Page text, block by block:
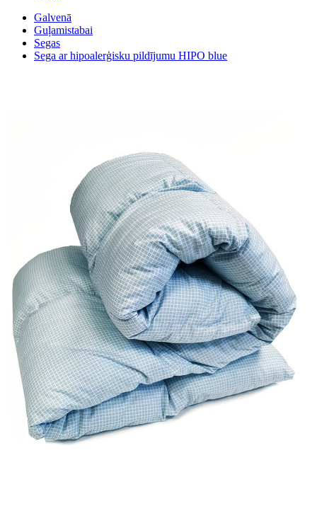
Galvenā
Guļamistabai
Segas
Sega ar hipoalerģisku pildījumu HIPO blue